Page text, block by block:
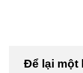
Để lại một